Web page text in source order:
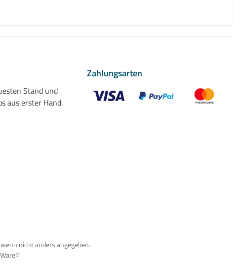
Stand und
aus erster Hand.
Zahlungsarten
nicht anders angegeben.